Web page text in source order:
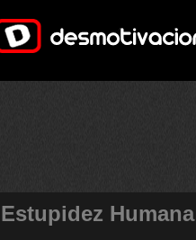
Estupidez Humana